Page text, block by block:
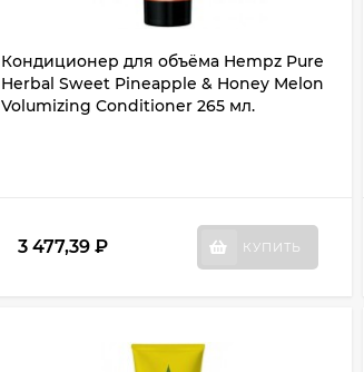
Кондиционер для объёма Hempz Pure
Herbal Sweet Pineapple & Honey Melon
Volumizing Conditioner 265 мл.
3 477,39₽ КУПИТЬ